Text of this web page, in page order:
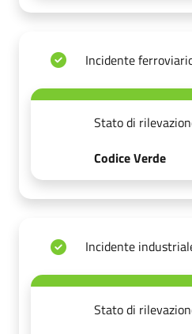
Incidente
Stato di
Codice Verde
Incidente
Stato di